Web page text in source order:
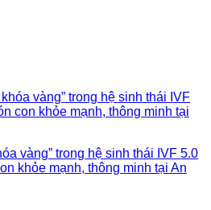
vàng” trong hệ sinh thái IVF 5.0
khỏe mạnh, thông minh tại An